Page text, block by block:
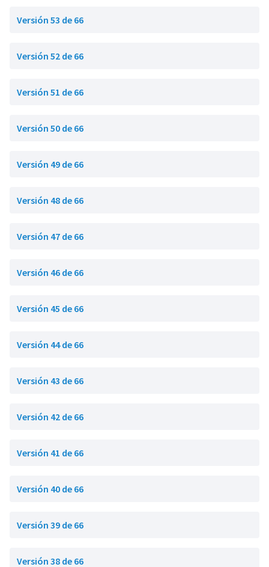
Versión 53 de 66
Versión 52 de 66
Versión 51 de 66
Versión 50 de 66
Versión 49 de 66
Versión 48 de 66
Versión 47 de 66
Versión 46 de 66
Versión 45 de 66
Versión 44 de 66
Versión 43 de 66
Versión 42 de 66
Versión 41 de 66
Versión 40 de 66
Versión 39 de 66
Versión 38 de 66